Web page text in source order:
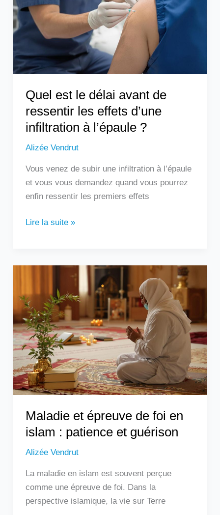
Quel est le délai avant de
ressentir les effets d’une
infiltration à l’épaule ?
Alizée Vendrut
Vous venez de subir une infiltration à l’épaule
et vous vous demandez quand vous pourrez
enfin ressentir les premiers effets
avant
de
ressentir
effets
d’une
infiltration
à
l’épaule
?
Lire la suite »
Maladie et épreuve de foi en
islam : patience et guérison
Alizée Vendrut
La maladie en islam est souvent perçue
comme une épreuve de foi. Dans la
perspective islamique, la vie sur Terre
épreuve
de
foi
en
islam
:
patience
et
guérison